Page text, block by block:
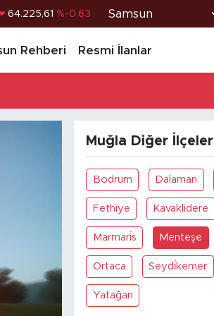
64.225,61 %-0.63
%70
Samsun
Rehberi Resmi İlanlar
Muğla Diğer İlçeler
Bodrum Dalaman
Fethiye Kavaklidere
Marmari̇s Menteşe
Ortaca Seydi̇kemer
Yatağan